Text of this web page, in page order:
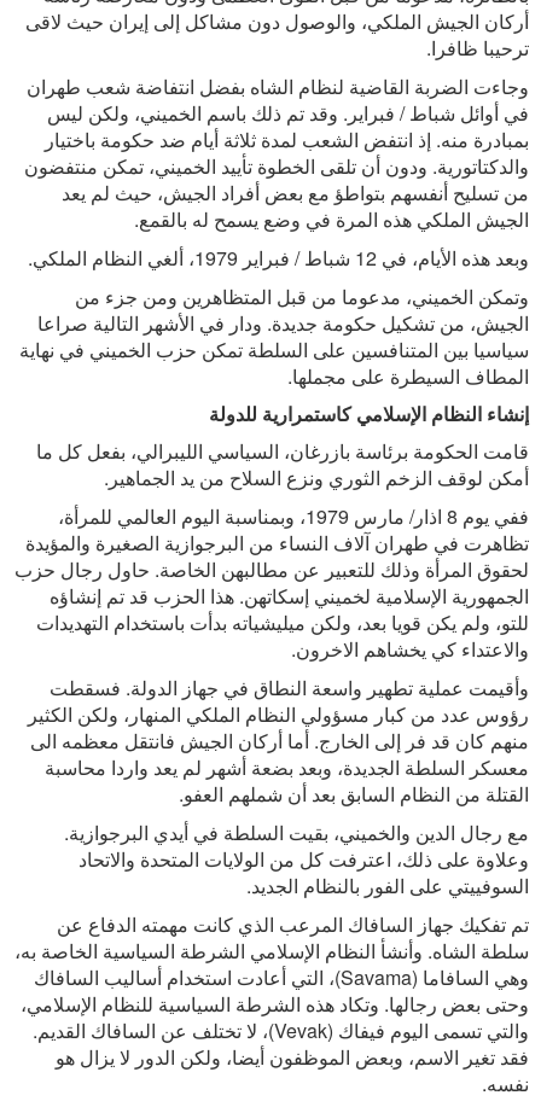
أركان الجيش الملكي، والوصول دون مشاكل إلى إيران حيث لاقى
ترحيبا ظافرا.
وجاءت الضربة القاضية لنظام الشاه بفضل انتفاضة شعب طهران
في أوائل شباط / فبراير. وقد تم ذلك باسم الخميني، ولكن ليس
بمبادرة منه. إذ انتفض الشعب لمدة ثلاثة أيام ضد حكومة باختيار
والدكتاتورية. ودون أن تلقى الخطوة تأييد الخميني، تمكن منتفضون
من تسليح أنفسهم بتواطؤ مع بعض أفراد الجيش، حيث لم يعد
الجيش الملكي هذه المرة في وضع يسمح له بالقمع.
وبعد هذه الأيام، في 12 شباط / فبراير 1979، ألغي النظام الملكي.
وتمكن الخميني، مدعوما من قبل المتظاهرين ومن جزء من
الجيش، من تشكيل حكومة جديدة. ودار في الأشهر التالية صراعا
سياسيا بين المتنافسين على السلطة تمكن حزب الخميني في نهاية
المطاف السيطرة على مجملها.
إنشاء النظام الإسلامي كاستمرارية للدولة
قامت الحكومة برئاسة بازرغان، السياسي الليبرالي، بفعل كل ما
أمكن لوقف الزخم الثوري ونزع السلاح من يد الجماهير.
ففي يوم 8 اذار/ مارس 1979، وبمناسبة اليوم العالمي للمرأة،
تظاهرت في طهران آلاف النساء من البرجوازية الصغيرة والمؤيدة
لحقوق المرأة وذلك للتعبير عن مطالبهن الخاصة. حاول رجال حزب
الجمهورية الإسلامية لخميني إسكاتهن. هذا الحزب قد تم إنشاؤه
للتو، ولم يكن قويا بعد، ولكن ميليشياته بدأت باستخدام التهديدات
والاعتداء كي يخشاهم الاخرون.
وأقيمت عملية تطهير واسعة النطاق في جهاز الدولة. فسقطت
رؤوس عدد من كبار مسؤولي النظام الملكي المنهار، ولكن الكثير
منهم كان قد فر إلى الخارج. أما أركان الجيش فانتقل معظمه الى
معسكر السلطة الجديدة، وبعد بضعة أشهر لم يعد واردا محاسبة
القتلة من النظام السابق بعد أن شملهم العفو.
مع رجال الدين والخميني، بقيت السلطة في أيدي البرجوازية.
وعلاوة على ذلك، اعترفت كل من الولايات المتحدة والاتحاد
السوفييتي على الفور بالنظام الجديد.
تم تفكيك جهاز السافاك المرعب الذي كانت مهمته الدفاع عن
سلطة الشاه. وأنشأ النظام الإسلامي الشرطة السياسية الخاصة به،
وهي السافاما (Savama)، التي أعادت استخدام أساليب السافاك
وحتى بعض رجالها. وتكاد هذه الشرطة السياسية للنظام الإسلامي،
والتي تسمى اليوم فيفاك (Vevak)، لا تختلف عن السافاك القديم.
فقد تغير الاسم، وبعض الموظفون أيضا، ولكن الدور لا يزال هو
نفسه.